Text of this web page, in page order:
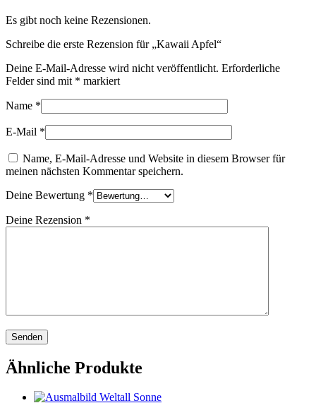
Es gibt noch keine Rezensionen.
Schreibe die erste Rezension für „Kawaii Apfel“
Deine E-Mail-Adresse wird nicht veröffentlicht. Erforderliche
Felder sind mit * markiert
Name *
E-Mail *
Name, E-Mail-Adresse und Website in diesem Browser für
meinen nächsten Kommentar speichern.
Deine Bewertung *
Deine Rezension *
Ähnliche Produkte